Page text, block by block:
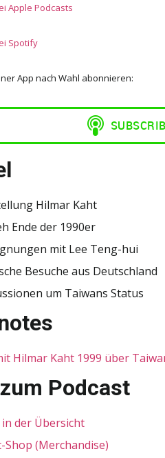
Apple Podcasts
Spotify
App nach Wahl abonnieren:
Hilmar Kaht
Ende der 1990er
mit Lee Teng-hui
Besuche aus Deutschland
um Taiwans Status
Hilmar Kaht 1999 über
Podcast
der Übersicht
Shop (Merchandise)